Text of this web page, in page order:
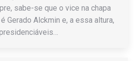
sabe-se que o vice na chapa
Gerado Alckmin e, a essa altura,